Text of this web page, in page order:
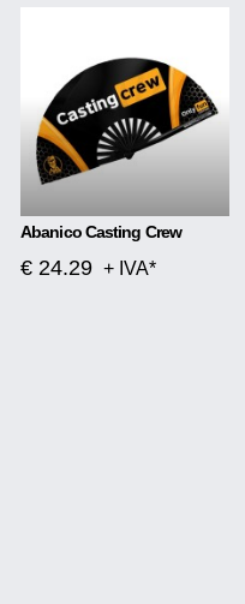
Abanico Casting Crew
€ 24.29 + IVA*